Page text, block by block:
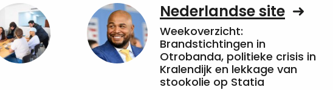
Nederlandse site
Weekoverzicht:
Brandstichtingen in
Otrobanda, politieke crisis in
Kralendijk en lekkage van
stookolie op Statia